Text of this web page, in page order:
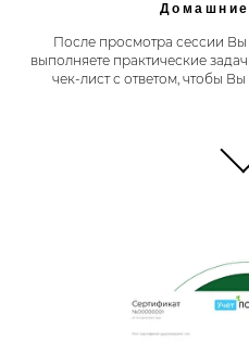
После просмотра сессии Вы
выполняете практические
чек-лист с ответом, чтобы